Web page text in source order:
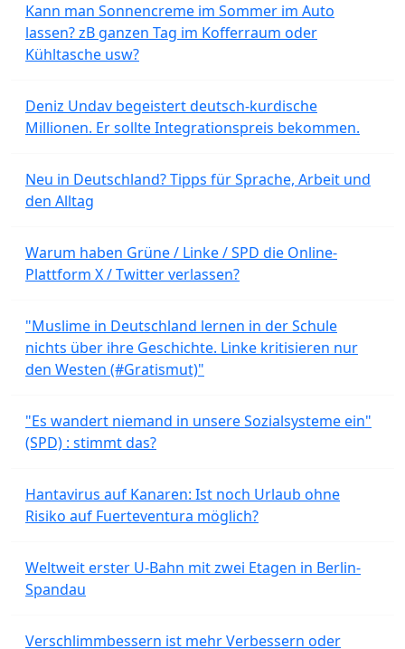
Kann man Sonnencreme im Sommer im Auto
lassen? zB ganzen Tag im Kofferraum oder
Kühltasche usw?
Deniz Undav begeistert deutsch-kurdische
Millionen. Er sollte Integrationspreis bekommen.
Neu in Deutschland? Tipps für Sprache, Arbeit und
den Alltag
Warum haben Grüne / Linke / SPD die Online-
Plattform X / Twitter verlassen?
"Muslime in Deutschland lernen in der Schule
nichts über ihre Geschichte. Linke kritisieren nur
den Westen (#Gratismut)"
"Es wandert niemand in unsere Sozialsysteme ein"
(SPD) : stimmt das?
Hantavirus auf Kanaren: Ist noch Urlaub ohne
Risiko auf Fuerteventura möglich?
Weltweit erster U-Bahn mit zwei Etagen in Berlin-
Spandau
Verschlimmbessern ist mehr Verbessern oder